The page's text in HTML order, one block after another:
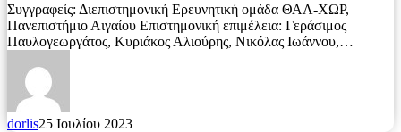
Συγγραφείς: Διεπιστημονική Ερευνητική ομάδα ΘΑΛ-ΧΩΡ,
Πανεπιστήμιο Αιγαίου Επιστημονική επιμέλεια: Γεράσιμος
Παυλογεωργάτος, Κυριάκος Αλιούρης, Νικόλας Ιωάννου,…
dorlis25 Ιουλίου 2023